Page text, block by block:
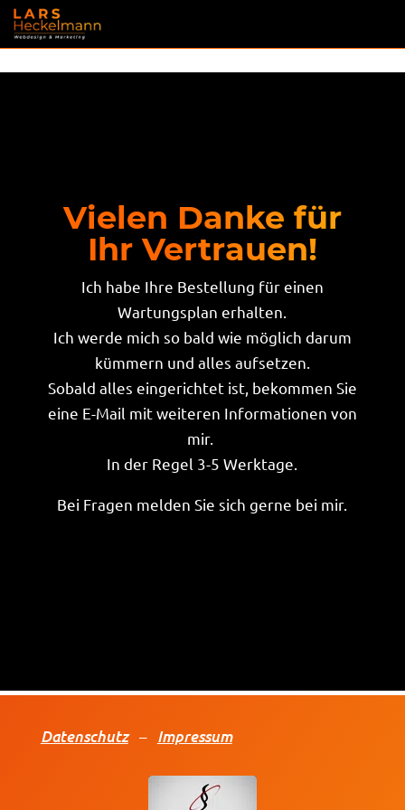
Vielen Danke für
Ihr Vertrauen!
Ich habe Ihre Bestellung für einen
Wartungsplan erhalten.
Ich werde mich so bald wie möglich darum
kümmern und alles aufsetzen.
Sobald alles eingerichtet ist, bekommen Sie
eine E-Mail mit weiteren Informationen von
mir.
In der Regel 3-5 Werktage.
Bei Fragen melden Sie sich gerne bei mir.
Datenschutz– Impressum